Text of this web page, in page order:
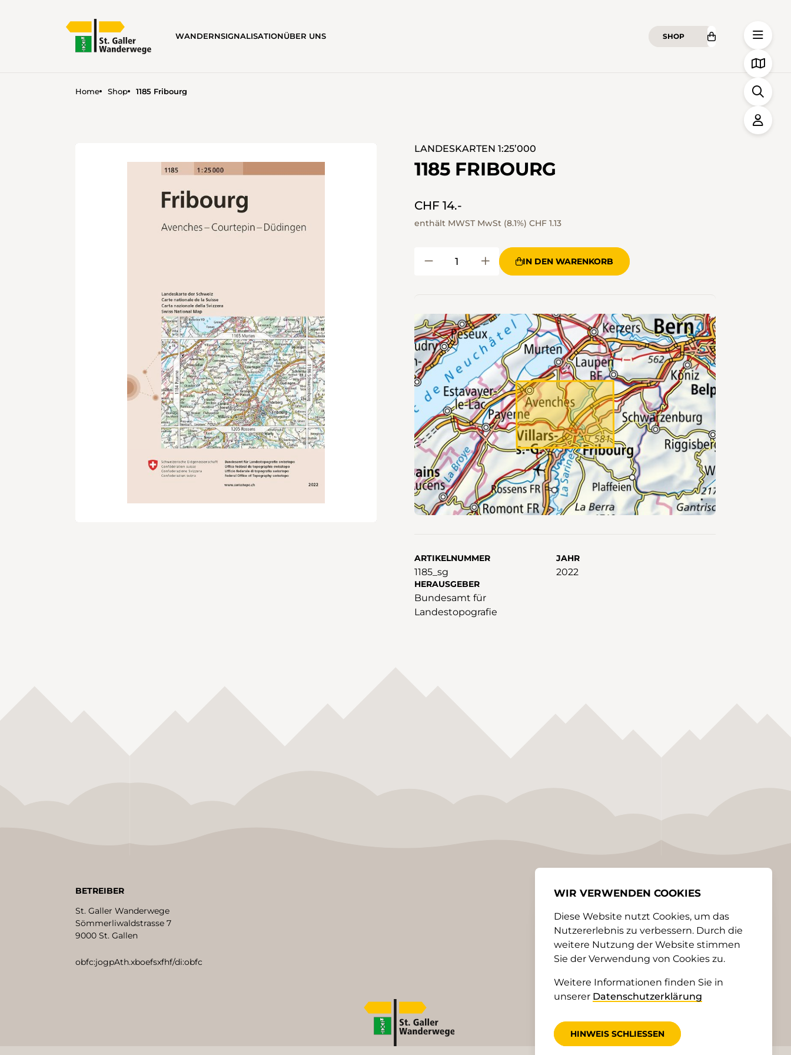
WANDERNSIGNALISATIONÜBER UNS SHOP
Home Shop 1185 Fribourg
LANDESKARTEN 1:25’000
1185 FRIBOURG
CHF 14.-
enthält MWST MwSt (8.1%) CHF 1.13
IN DEN WARENKORB
ARTIKELNUMMER
1185_sg
JAHR
2022
HERAUSGEBER
Bundesamt für
Landestopografie
BETREIBER
St. Galler Wanderwege
Sömmerliwaldstrasse 7
9000 St. Gallen
obfc:jogpAth.xboefsxfhf/di:obfc
WIR VERWENDEN COOKIES
Diese Website nutzt Cookies, um das
Nutzererlebnis zu verbessern. Durch die
weitere Nutzung der Website stimmen
Sie der Verwendung von Cookies zu.
Weitere Informationen finden Sie in
unserer Datenschutzerklärung
HINWEIS SCHLIESSEN